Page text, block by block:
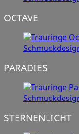
OCTAVE
PARADIES
STERNENLICHT